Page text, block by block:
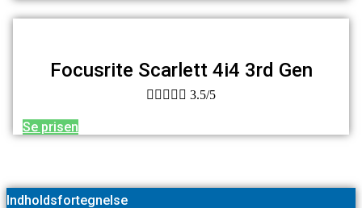
Focusrite Scarlett 4i4 3rd Gen
     3.5/5
Se prisen
Indholdsfortegnelse